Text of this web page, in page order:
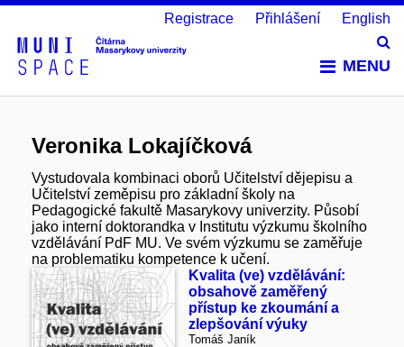
MENU
Registrace Přihlášení English
Veronika Lokajíčková
Vystudovala kombinaci oborů Učitelství dějepisu a
Učitelství zeměpisu pro základní školy na
Pedagogické fakultě Masarykovy univerzity. Působí
jako interní doktorandka v Institutu výzkumu školního
vzdělávání PdF MU. Ve svém výzkumu se zaměřuje
na problematiku kompetence k učení.
Kvalita (ve) vzdělávání:
obsahově zaměřený
přístup ke zkoumání a
zlepšování výuky
Tomáš Janík